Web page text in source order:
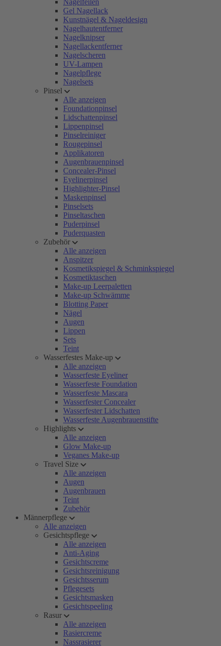
Nagelfeilen
Gel Nagellack
Kunstnägel & Nageldesign
Nagelhautentferner
Nagelknipser
Nagellackentferner
Nagelscheren
UV-Lampen
Nagelpflege
Nagelsets
Pinsel
Alle anzeigen
Foundationpinsel
Lidschattenpinsel
Lippenpinsel
Pinselreiniger
Rougepinsel
Applikatoren
Augenbrauenpinsel
Concealer-Pinsel
Eyelinerpinsel
Highlighter-Pinsel
Maskenpinsel
Pinselsets
Pinseltaschen
Puderpinsel
Puderquasten
Zubehör
Alle anzeigen
Anspitzer
Kosmetikspiegel & Schminkspiegel
Kosmetiktaschen
Make-up Leerpaletten
Make-up Schwämme
Blotting Paper
Nägel
Augen
Lippen
Sets
Teint
Wasserfestes Make-up
Alle anzeigen
Wasserfeste Eyeliner
Wasserfeste Foundation
Wasserfeste Mascara
Wasserfester Concealer
Wasserfester Lidschatten
Wasserfeste Augenbrauenstifte
Highlights
Alle anzeigen
Glow Make-up
Veganes Make-up
Travel Size
Alle anzeigen
Augen
Augenbrauen
Teint
Zubehör
Männerpflege
Alle anzeigen
Gesichtspflege
Alle anzeigen
Anti-Aging
Gesichtscreme
Gesichtsreinigung
Gesichtsserum
Pflegesets
Gesichtsmasken
Gesichtspeeling
Rasur
Alle anzeigen
Rasiercreme
Nassrasierer